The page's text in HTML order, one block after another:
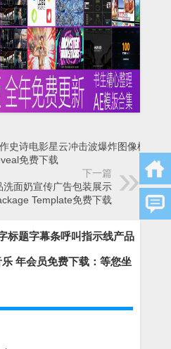
史诗电影星云冲击波爆炸图像模板
免费下载
下一篇
洗面奶宣传广告包装展示
Template免费下载
标题字幕条呼叫指示线产品
年会员免费下载：等您坐